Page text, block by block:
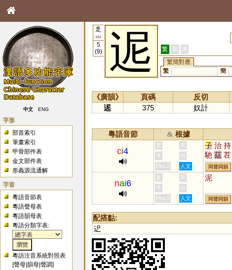
中文 ENG
字形
部首索引
筆畫索引
甲骨部件表
金文部件表
形義源流通解
字音
粵語音節表
粵語聲母表
粵語韻母表
粵語分類字表:
粵語注音系統對照表
[聲母 |韻母 |聲調]
辵
162
5
(9)
迡 繁 簡 港
繁簡對應
繁
簡
《廣韻》 頁碼 反切
迡
375 奴計
粵語音節 & 根據
ci4
黃 周 子 治 持
馳 茲 茬
踶 訾 臍
墀 茌 澬
薋
跢 謘 鈶
李
何
HKLS
人文 同聲同韻
nai6
黃 周 泥
李
何
HKLS
人文 同聲同韻
配搭點:
迉